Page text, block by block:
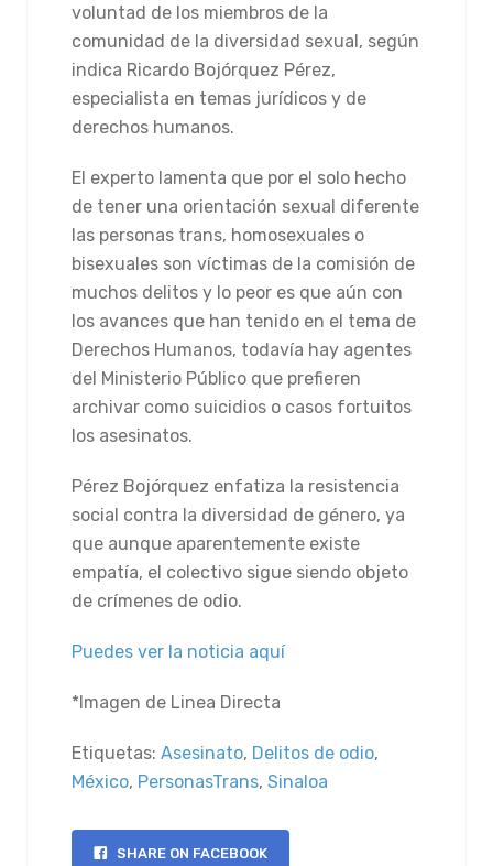
voluntad de los miembros de la
comunidad de la diversidad sexual, según
indica Ricardo Bojórquez Pérez,
especialista en temas jurídicos y de
derechos humanos.
El experto lamenta que por el solo hecho
de tener una orientación sexual diferente
las personas trans, homosexuales o
bisexuales son víctimas de la comisión de
muchos delitos y lo peor es que aún con
los avances que han tenido en el tema de
Derechos Humanos, todavía hay agentes
del Ministerio Público que prefieren
archivar como suicidios o casos fortuitos
los asesinatos.
Pérez Bojórquez enfatiza la resistencia
social contra la diversidad de género, ya
que aunque aparentemente existe
empatía, el colectivo sigue siendo objeto
de crímenes de odio.
Puedes ver la noticia aquí
*Imagen de Linea Directa
Etiquetas: Asesinato, Delitos de odio,
México, PersonasTrans, Sinaloa
SHARE ON FACEBOOK